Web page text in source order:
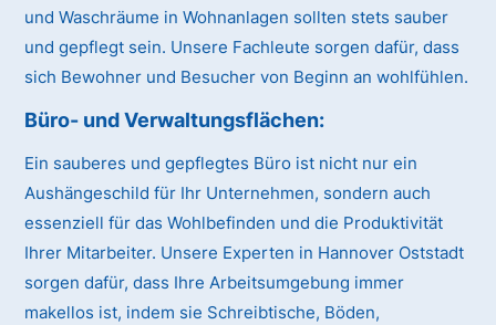
und Waschräume in Wohnanlagen sollten stets sauber
und gepflegt sein. Unsere Fachleute sorgen dafür, dass
sich Bewohner und Besucher von Beginn an wohlfühlen.
Büro- und Verwaltungsflächen:
Ein sauberes und gepflegtes Büro ist nicht nur ein
Aushängeschild für Ihr Unternehmen, sondern auch
essenziell für das Wohlbefinden und die Produktivität
Ihrer Mitarbeiter. Unsere Experten in Hannover Oststadt
sorgen dafür, dass Ihre Arbeitsumgebung immer
makellos ist, indem sie Schreibtische, Böden,